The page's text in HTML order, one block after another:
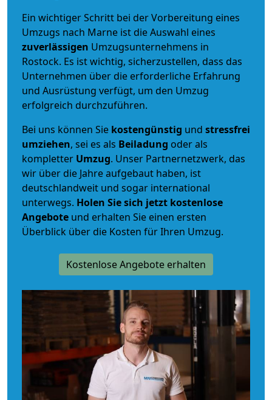
Ein wichtiger Schritt bei der Vorbereitung eines
Umzugs nach Marne ist die Auswahl eines
zuverlässigen Umzugsunternehmens in
Rostock. Es ist wichtig, sicherzustellen, dass das
Unternehmen über die erforderliche Erfahrung
und Ausrüstung verfügt, um den Umzug
erfolgreich durchzuführen.
Bei uns können Sie kostengünstig und stressfrei
umziehen, sei es als Beiladung oder als
kompletter Umzug. Unser Partnernetzwerk, das
wir über die Jahre aufgebaut haben, ist
deutschlandweit und sogar international
unterwegs. Holen Sie sich jetzt kostenlose
Angebote und erhalten Sie einen ersten
Überblick über die Kosten für Ihren Umzug.
Kostenlose Angebote erhalten